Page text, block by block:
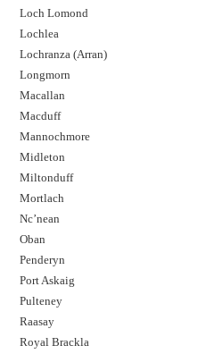
Loch Lomond
Lochlea
Lochranza (Arran)
Longmorn
Macallan
Macduff
Mannochmore
Midleton
Miltonduff
Mortlach
Nc’nean
Oban
Penderyn
Port Askaig
Pulteney
Raasay
Royal Brackla